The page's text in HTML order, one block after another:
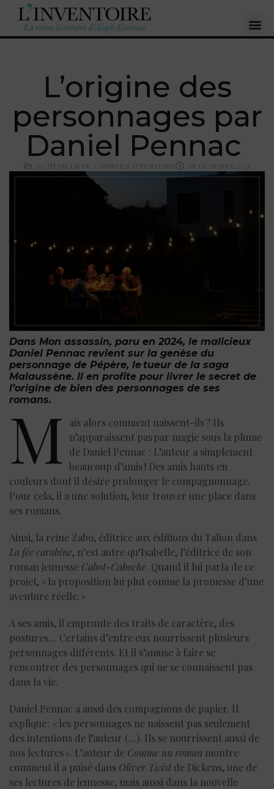
L’origine des
personnages par
Daniel Pennac
ACTU DU LIVRE CONSEILS D'ÉCRITURE 08 OCTOBRE 2025
Dans Mon assassin, paru en 2024, le malicieux
Daniel Pennac revient sur la genèse du
personnage de Pépère, le tueur de la saga
Malaussène. Il en profite pour livrer le secret de
l’origine de bien des personnages de ses
romans.
M
ais alors comment naissent-ils ? Ils
n’apparaissent pas par magie sous la plume
de Daniel Pennac : L’auteur a simplement
beaucoup d’amis ! Des amis hauts en
couleurs dont il désire prolonger le compagnonnage.
Pour cela, il a une solution, leur trouver une place dans
ses romans.
Ainsi, la reine Zabo, éditrice aux éditions du Talion dans
La fée carabine, n’est autre qu’Isabelle, l’éditrice de son
roman jeunesse Cabot-Caboche. Quand il lui parla de ce
projet, « la proposition lui plut comme la promesse d’une
aventure réelle. »
A ses amis, il emprunte des traits de caractère, des
postures… Certains d’entre eux nourrissent plusieurs
personnages différents. Et il s’amuse à faire se
rencontrer des personnages qui ne se connaissent pas
dans la vie.
Daniel Pennac a aussi des compagnons de papier. Il
explique : « les personnages ne naissent pas seulement
des intentions de l’auteur (…). Ils se nourrissent aussi de
nos lectures ». L’auteur de Comme un roman montre
comment il a puisé dans Oliver Twist de Dickens, une de
ses lectures de jeunesse, mais aussi dans la nouvelle